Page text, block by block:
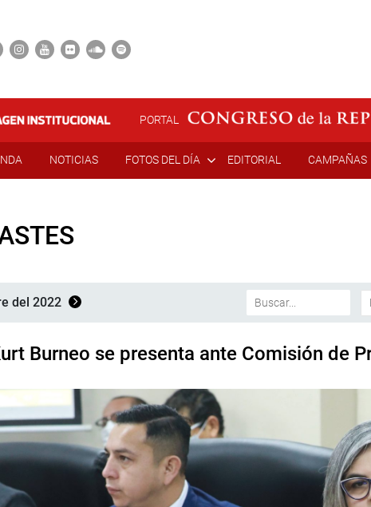
PORTAL
NOTICIAS FOTOS DEL DÍA EDITORIAL CAMPAÑAS
del 2022
Burneo se presenta ante Comisión de